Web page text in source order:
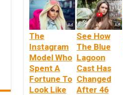
The
Instagram
Model Who
Spent A
Fortune To
Look Like
See How
The Blue
Lagoon
Cast Has
Changed
After 46